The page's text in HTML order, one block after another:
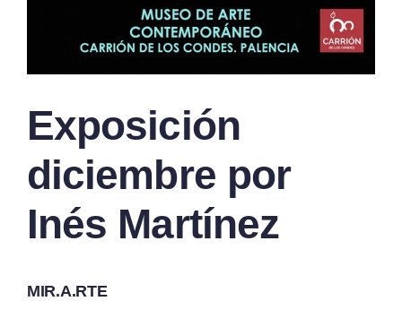
Exposición
diciembre por
Inés Martínez
MIR.A.RTE